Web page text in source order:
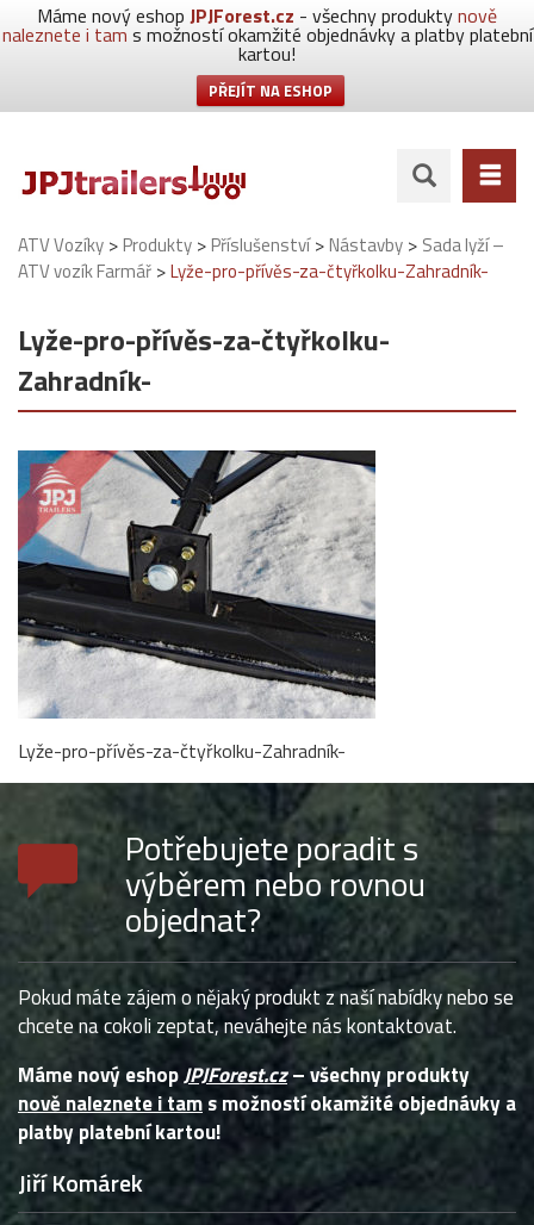
Máme nový eshop JPJForest.cz - všechny produktynově
naleznete i tams možností okamžité objednávky a platby platební
kartou!
PŘEJÍT NA ESHOP
ATV Vozíky >Produkty >Příslušenství>Nástavby > Sada lyží –
ATV vozík Farmář >Lyže-pro-přívěs-za-čtyřkolku-Zahradník-
Lyže-pro-přívěs-za-čtyřkolku-
Zahradník-
Lyže-pro-přívěs-za-čtyřkolku-Zahradník-
Potřebujete poradit s
výběrem nebo rovnou
objednat?
Pokud máte zájem o nějaký produkt z naší nabídky nebo se
chcete na cokoli zeptat, neváhejte nás kontaktovat.
Máme nový eshopJPJForest.cz– všechny produkty
nově naleznete i tams možností okamžité objednávky a
platby platební kartou!
Jiří Komárek